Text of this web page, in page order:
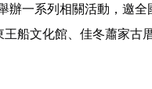
辦一系列相關活動，邀全
船文化館、佳冬蕭家古